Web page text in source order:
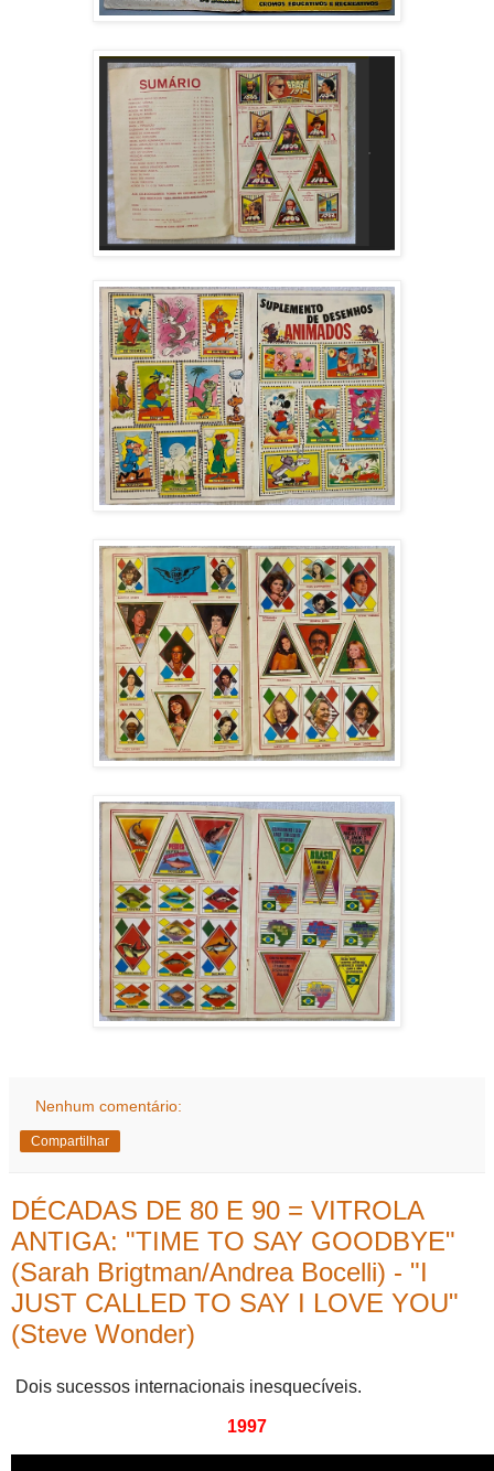
Nenhum comentário:
Compartilhar
DÉCADAS DE 80 E 90 = VITROLA
ANTIGA: "TIME TO SAY GOODBYE"
(Sarah Brigtman/Andrea Bocelli) - "I
JUST CALLED TO SAY I LOVE YOU"
(Steve Wonder)
Dois sucessos internacionais inesquecíveis.
1997